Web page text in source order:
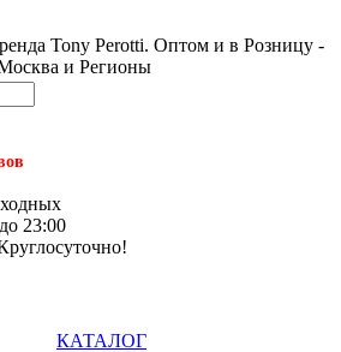
Tony Perotti. Оптом и в Розницу -
и Регионы
23:00
КАТАЛОГ